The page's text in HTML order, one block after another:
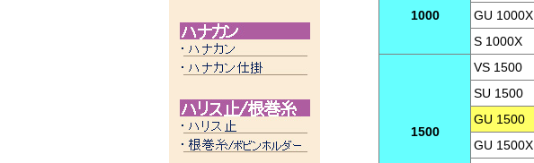
1000
GU 1000X
S 1000X
1500
VS 1500
SU 1500
GU 1500
GU 1500X